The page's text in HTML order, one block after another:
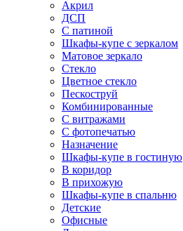
Акрил
ДСП
С патиной
Шкафы-купе с зеркалом
Матовое зеркало
Стекло
Цветное стекло
Пескоструй
Комбинированные
С витражами
С фотопечатью
Назначение
Шкафы-купе в гостиную
В коридор
В прихожую
Шкафы-купе в спальню
Детские
Офисные